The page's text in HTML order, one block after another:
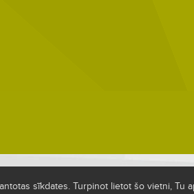
sīkdates. Turpinot lietot šo vietni, Tu